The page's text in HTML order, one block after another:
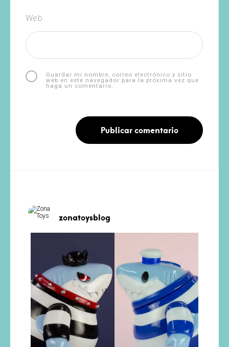
Web
Guardar mi nombre, correo electrónico y sitio
web en este navegador para la próxima vez que
haga un comentario.
zonatoysblog